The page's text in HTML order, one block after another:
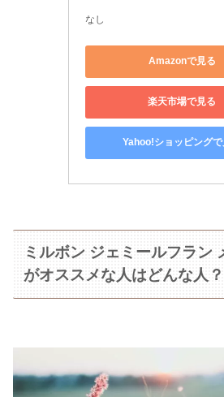
なし
Amazonで見る
楽天市場で見る
Yahoo!ショッピングで
ミルボン ジェミールフラン
がオススメな人はどんな人？